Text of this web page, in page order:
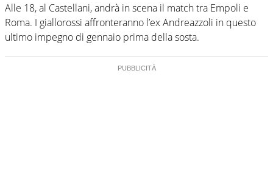
Alle 18, al Castellani, andrà in scena il match tra Empoli e
Roma. I giallorossi affronteranno l’ex Andreazzoli in questo
ultimo impegno di gennaio prima della sosta.